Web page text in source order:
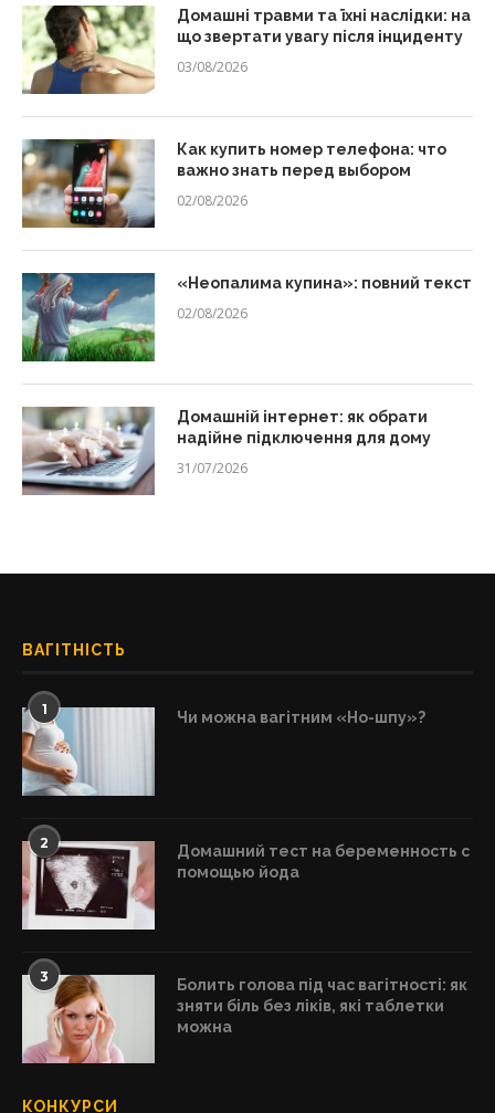
Домашні травми та їхні наслідки: на
що звертати увагу після інциденту
03/08/2026
Как купить номер телефона: что
важно знать перед выбором
02/08/2026
«Неопалима купина»: повний текст
02/08/2026
Домашній інтернет: як обрати
надійне підключення для дому
31/07/2026
ВАГІТНІСТЬ
1 Чи можна вагітним «Но-шпу»?
2
Домашний тест на беременность с
помощью йода
3
Болить голова під час вагітності: як
зняти біль без ліків, які таблетки
можна
КОНКУРСИ